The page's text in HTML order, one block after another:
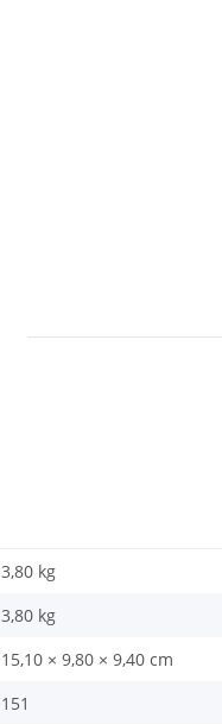
3,80 kg
3,80 kg
15,10 × 9,80 × 9,40 cm
151